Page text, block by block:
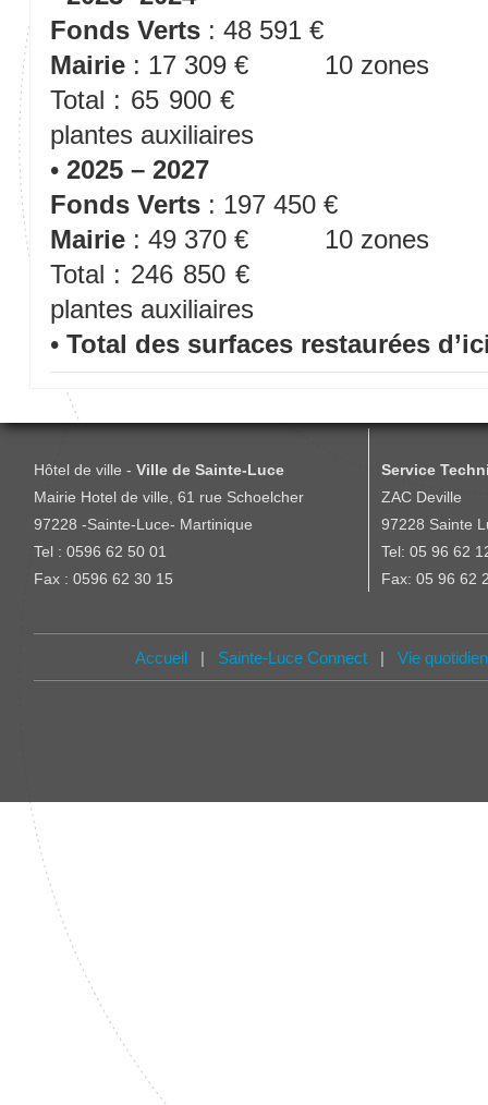
Fonds Verts: 48 591 € 2939
Mairie: 17 309 € 10 zones
Total : 65 900 €
plantes auxiliaires
• 2025 – 2027
Fonds Verts: 197 450 €
Mairie: 49 370 € 10 zones
Total : 246 850 €
plantes auxiliaires
• Total des surfaces restaurées
Hôtel de ville - Ville de Sainte-Luce
Mairie Hotel de ville, 61 rue Schoelcher
97228 -Sainte-Luce- Martinique
Tel : 0596 62 50 01
Fax : 0596 62 30 15
Service
ZAC Deville
97228 Sainte
Tel: 05 96 62
Fax: 05 96 62
Accueil| Sainte-Luce Connect| Vie